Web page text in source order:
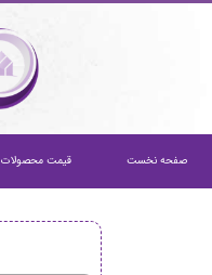
صفحه نخست قیمت محصولات